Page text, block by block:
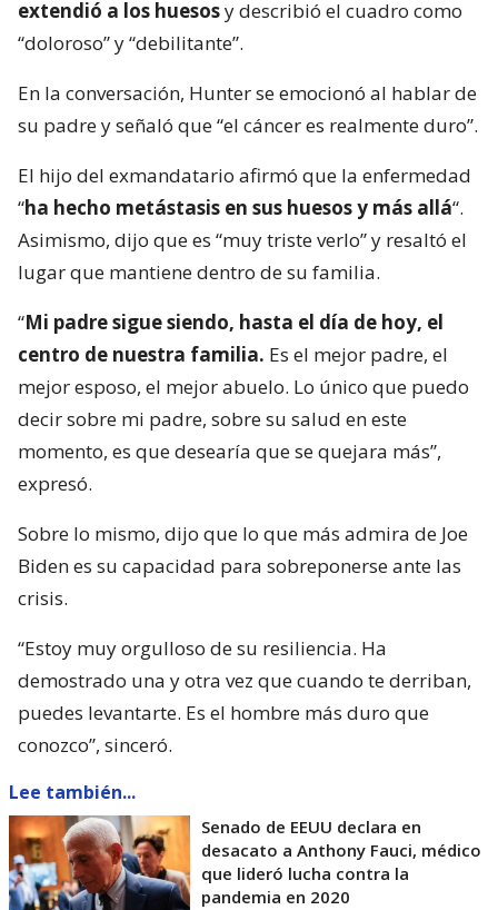
extendió a los huesosy describió el cuadro como
“doloroso” y “debilitante”.
En la conversación, Hunter se emocionó al hablar de
su padre y señaló que “el cáncer es realmente duro”.
El hijo del exmandatario afirmó que la enfermedad
“ha hecho metástasis en sus huesos y más allá“.
Asimismo, dijo que es “muy triste verlo” y resaltó el
lugar que mantiene dentro de su familia.
“Mi padre sigue siendo, hasta el día de hoy, el
centro de nuestra familia. Es el mejor padre, el
mejor esposo, el mejor abuelo. Lo único que puedo
decir sobre mi padre, sobre su salud en este
momento, es que desearía que se quejara más”,
expresó.
Sobre lo mismo, dijo que lo que más admira de Joe
Biden es su capacidad para sobreponerse ante las
crisis.
“Estoy muy orgulloso de su resiliencia. Ha
demostrado una y otra vez que cuando te derriban,
puedes levantarte. Es el hombre más duro que
conozco”, sinceró.
Lee también...
Senado de EEUU declara en
desacato a Anthony Fauci, médico
que lideró lucha contra la
pandemia en 2020